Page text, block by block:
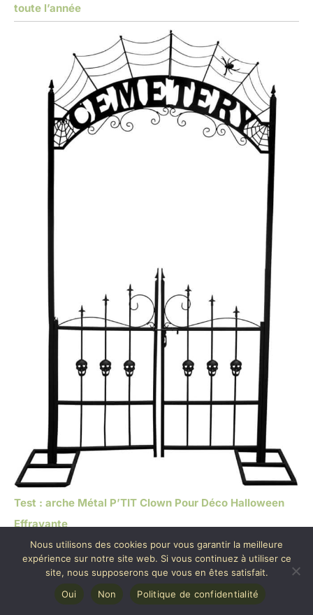
toute l’année
Test : arche Métal P’TIT Clown Pour Déco Halloween
Effrayante
Nous utilisons des cookies pour vous garantir la meilleure
expérience sur notre site web. Si vous continuez à utiliser ce
site, nous supposerons que vous en êtes satisfait.
Oui
Non Politique de confidentialité